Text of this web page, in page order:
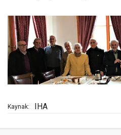
Kaynak: IHA